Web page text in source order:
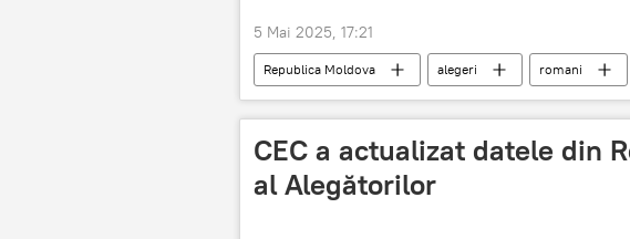
5 Mai 2025, 17:21
Republica Moldova alegeri romani
CEC a actualizat datele din
al Alegătorilor